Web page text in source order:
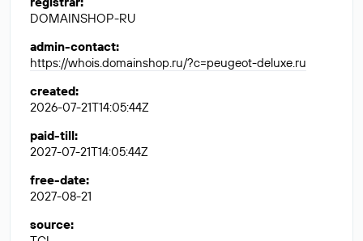
DOMAINSHOP-RU
admin-contact:
https://whois.domainshop.ru/?c=peugeot-deluxe.ru
created:
2026-07-21T14:05:44Z
paid-till:
2027-07-21T14:05:44Z
free-date:
2027-08-21
source: